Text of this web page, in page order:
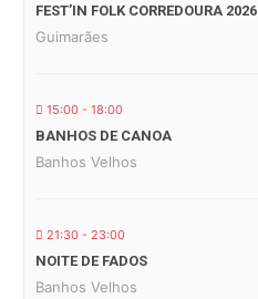
FEST’IN FOLK CORREDOURA 2026
Guimarães
15:00 - 18:00
BANHOS DE CANOA
Banhos Velhos
21:30 - 23:00
NOITE DE FADOS
Banhos Velhos